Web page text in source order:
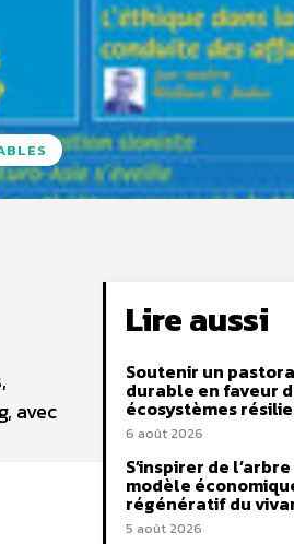
avec
Lire aussi
Soutenir un
durable en faveur
écosystèmes
6 août 2026
S’inspirer de
modèle
régénératif du
5 août 2026